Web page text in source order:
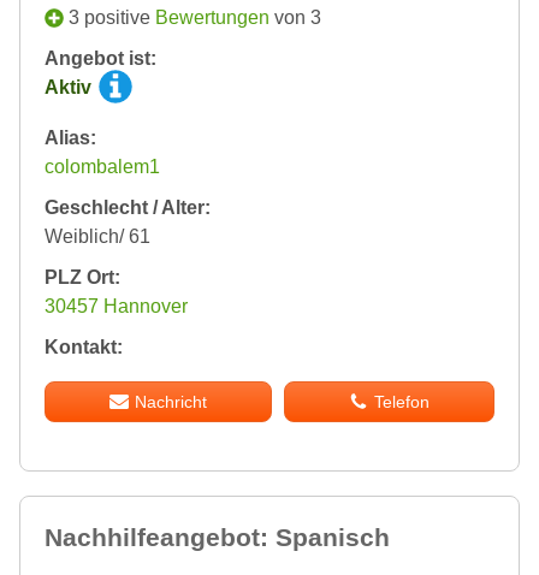
3 positive Bewertungen von 3
Angebot ist:
Aktiv
Alias:
colombalem1
Geschlecht / Alter:
Weiblich/ 61
PLZ Ort:
30457 Hannover
Kontakt:
Nachricht Telefon
Nachhilfeangebot: Spanisch